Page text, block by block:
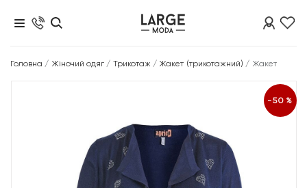
Головна / Жіночий одяг / Трикотаж / Жакет (трикотажний) / Жакет
-50%